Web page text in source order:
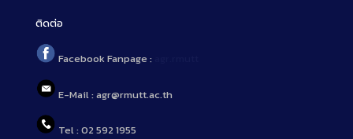
ติดต่อ
Facebook Fanpage :
E-Mail : agr@rmutt.ac.th
Tel : 02 592 1955